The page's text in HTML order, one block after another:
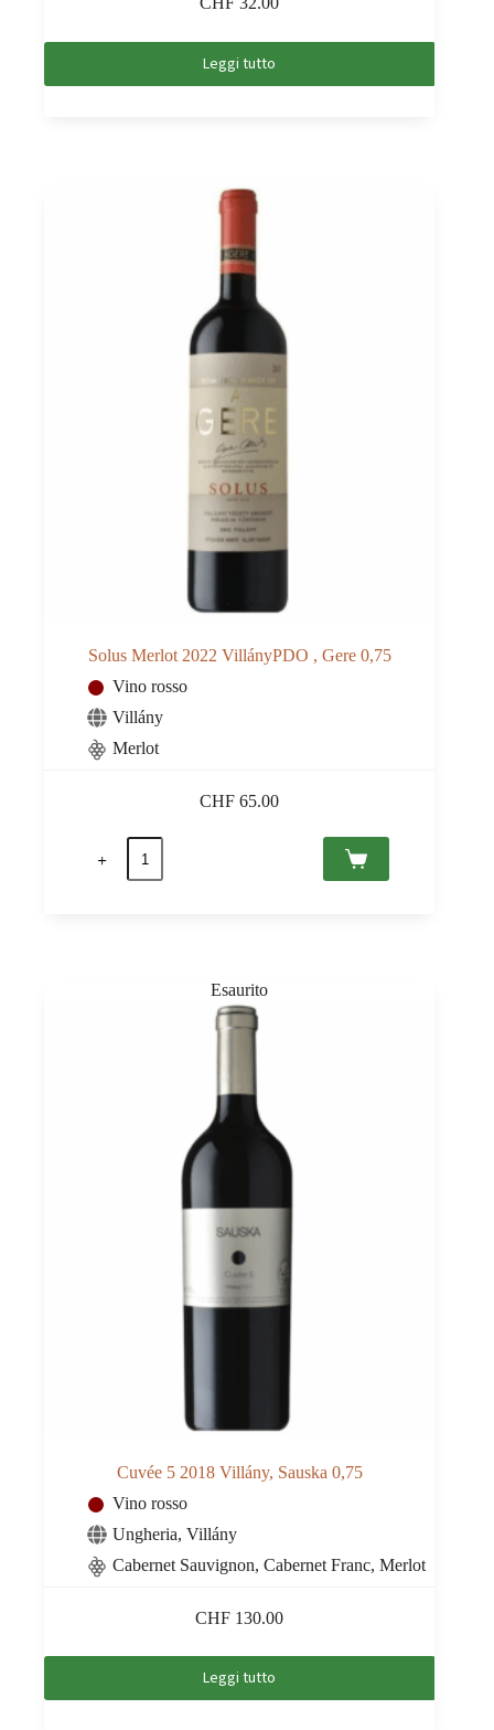
Leggi tutto
Solus Merlot 2022 VillányPDO , Gere 0,75
Vino rosso
Villány
Merlot
CHF 65.00
Solus
Merlot
2022
Cuvée 5 2018 Villány, Sauska 0,75
Vino rosso
Ungheria, Villány
Cabernet Sauvignon, Cabernet Franc, Merlot
CHF 130.00
Leggi tutto